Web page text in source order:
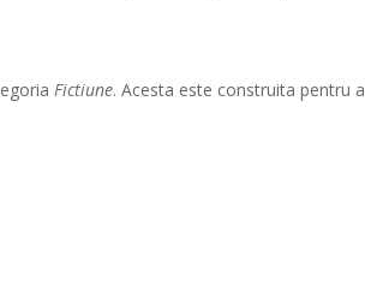
Fictiune. Acesta este construita pentru a